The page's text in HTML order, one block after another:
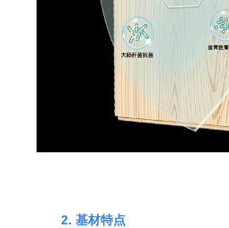
2. 基材特点